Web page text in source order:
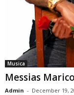
Musica
Messias
Admin - December 19,